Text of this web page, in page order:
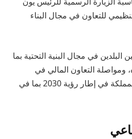
للتعاون في مجال البناء
البلدين في مجال البنية التحتية بما
ومواصلة التعاون المالي في
مشاريع البنية التحتية في المملكة في إطار رؤية 2030 بما في